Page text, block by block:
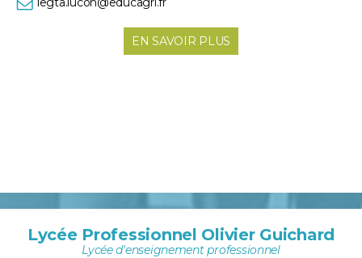
EN SAVOIR PLUS
Lycée Professionnel Olivier Guichard
Lycée d'enseignement professionnel